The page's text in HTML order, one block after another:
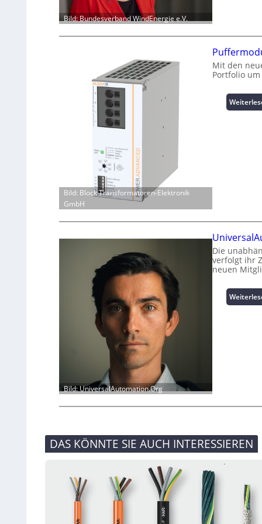
Bild: Bundesverband WindEnergie e.V.
Bild: Block Transformatoren-Elektronik
GmbH
Mit den
Portfolio
Bild: UniversalAutomation.Org
Die
verfolgt ihr
neuen
DAS KÖNNTE SIE AUCH INTERESSIEREN